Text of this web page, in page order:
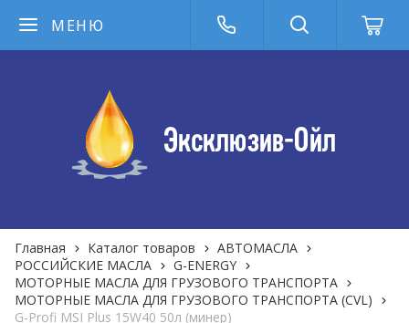
МЕНЮ
Главная Каталог товаров
АВТОМАСЛА
РОССИЙСКИЕ МАСЛА
G-ENERGY
МОТОРНЫЕ МАСЛА ДЛЯ ГРУЗОВОГО ТРАНСПОРТА
МОТОРНЫЕ МАСЛА ДЛЯ ГРУЗОВОГО ТРАНСПОРТА (CVL)
G-Profi MSI Plus 15W40 50л (минер)